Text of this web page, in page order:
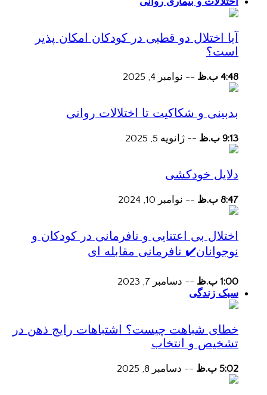
آیا اختلال دو قطبی در کودکان امکان پذیر
است؟
4:48 ب.ظ -- نوامبر 4, 2025
بدبینی و شکاکیت تا اختلالات روانی
9:13 ب.ظ -- ژانویه 5, 2025
دلایل خودکشی
8:47 ب.ظ -- نوامبر 10, 2024
اختلال بی اعتنایی و نافرمانی در کودکان و
نوجوانان✔️ نافرمانی مقابله ای
1:00 ب.ظ -- دسامبر 7, 2023
سبک زندگی
خطای شباهت چیست؟ اشتباهات رایج ذهن در
تشخیص و انتخاب
5:02 ب.ظ -- دسامبر 8, 2025